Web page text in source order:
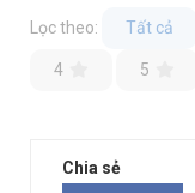
Lọc theo: Tất cả
4 5
Chia sẻ